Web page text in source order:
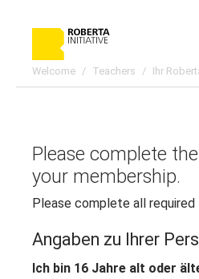
Skip to main content
Skip to page footer
Welcome Teachers Ihr
Please complete
your membership.
Please complete all
Angaben zu Ihrer
Ich bin 16 Jahre alt oder